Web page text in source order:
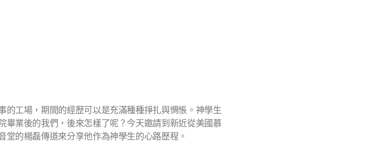
的工場，期間的經歷可以是充滿種種掙扎與惆悵。神學生
畢業後的我們，後來怎樣了呢？今天邀請到新近從美國慕
的楊磊傳道來分享他作為神學生的心路歷程。